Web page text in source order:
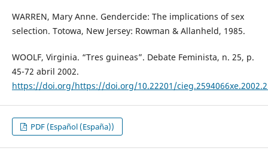
WARREN, Mary Anne. Gendercide: The implications of sex
selection. Totowa, New Jersey: Rowman & Allanheld, 1985.
WOOLF, Virginia. “Tres guineas”. Debate Feminista, n. 25, p.
45-72 abril 2002.
https://doi.org/https://doi.org/10.22201/
PDF (Español (España))